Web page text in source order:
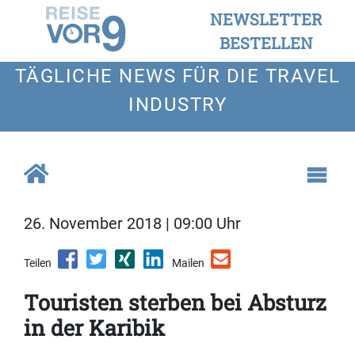
NEWSLETTER
BESTELLEN
TÄGLICHE NEWS FÜR DIE TRAVEL
INDUSTRY
26. November 2018 | 09:00 Uhr
Teilen Mailen
Touristen sterben bei Absturz
in der Karibik